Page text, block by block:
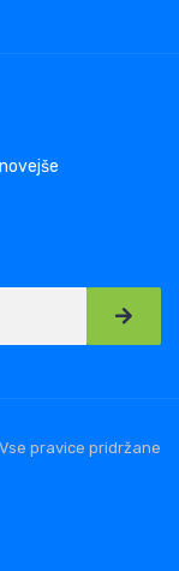
pravice pridržane